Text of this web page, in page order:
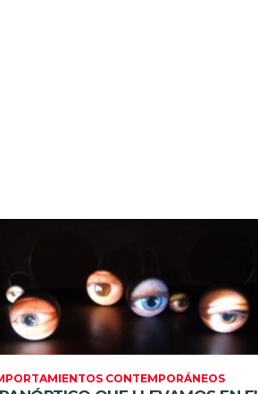
CONTEMPORÁNEOS